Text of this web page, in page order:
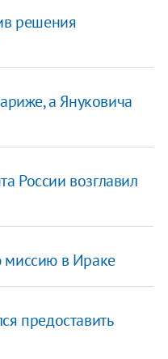
решения
а Януковича
России возглавил
миссию в Ираке
предоставить